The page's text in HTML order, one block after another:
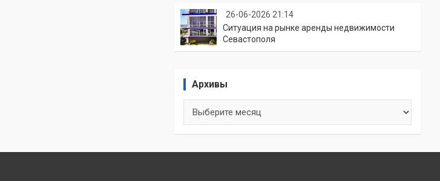
26-06-2026 21:14
Ситуация на рынке аренды недвижимости
Севастополя
Архивы